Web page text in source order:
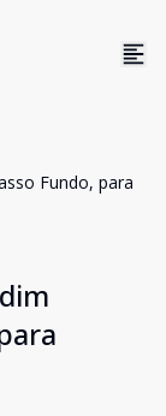
Fundo, para